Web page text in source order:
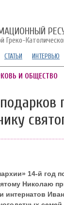
Греко-
СТАТЬИ ИНТЕРВЬЮ
И ОБЩЕСТВО
14-й год
Николаю
интернатов